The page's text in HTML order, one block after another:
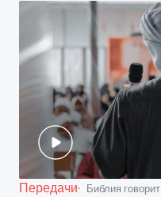
Передачи Библия говорит